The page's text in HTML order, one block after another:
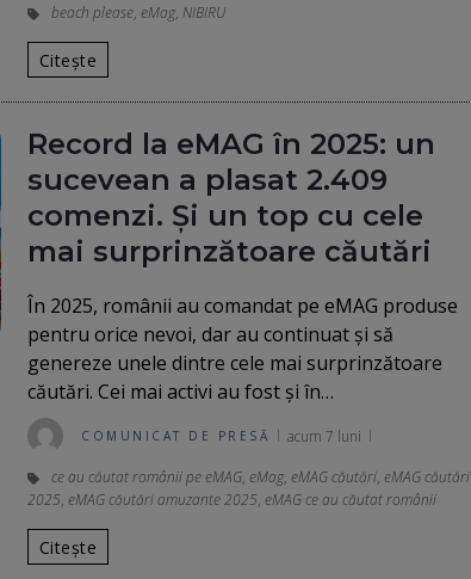
beach please, eMag, NIBIRU
Citește
Record la eMAG în 2025: un
sucevean a plasat 2.409
comenzi. Și un top cu cele
mai surprinzătoare căutări
În 2025, românii au comandat pe eMAG produse
pentru orice nevoi, dar au continuat și să
genereze unele dintre cele mai surprinzătoare
căutări. Cei mai activi au fost și în…
COMUNICAT DE PRESĂ acum 7 luni
ce au căutat românii pe eMAG, eMag, eMAG căutări, eMAG căutări
2025, eMAG căutări amuzante 2025, eMAG ce au căutat românii
Citește